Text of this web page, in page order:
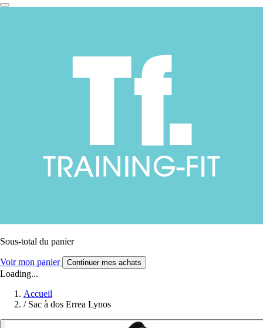
Sous-total du panier
Voir mon panier Continuer mes achats
Loading...
Accueil
/ Sac à dos Errea Lynos